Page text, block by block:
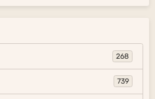
268
739